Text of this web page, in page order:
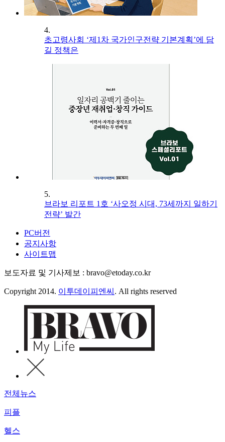
4.
초고령사회 ‘제1차 국가인구전략 기본계획’에 담
길 정책은
5.
브라보 리포트 1호 ‘사오정 시대, 73세까지 일하기
전략’ 발간
PC버전
공지사항
사이트맵
보도자료 및 기사제보 : bravo@etoday.co.kr
Copyright 2014. 이투데이피엔씨 . All rights reserved
전체뉴스
피플
헬스